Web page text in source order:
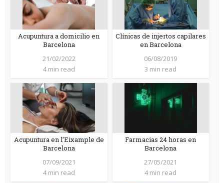
Acupuntura a domicilio en
Barcelona
21/02/2022
4 min read
Clínicas de injertos capilares
en Barcelona
06/08/2019
3 min read
Acupuntura en l’Eixample de
Barcelona
07/09/2021
4 min read
Farmacias 24 horas en
Barcelona
27/05/2021
4 min read